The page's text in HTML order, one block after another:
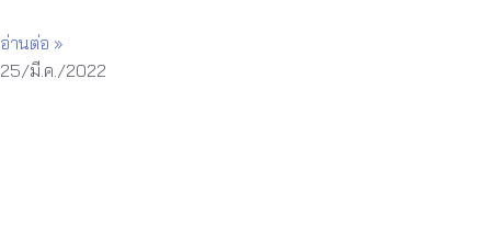
อ่านต่อ »
25/มี.ค./2022